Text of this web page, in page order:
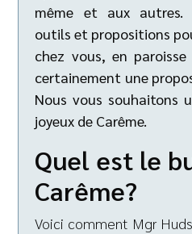
même et aux autres.
outils et propositions
chez vous, en
certainement une
Nous vous souhaitons
joyeux de Carême.
Quel est le
Carême?
Voici comment Mgr